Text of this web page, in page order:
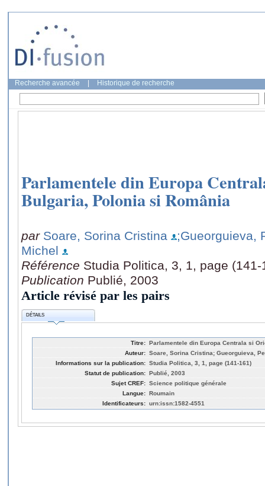
Recherche avancée Historique de recherche
Parlamentele din Europa
Bulgaria, Polonia si România
par Soare, Sorina Cristina
;Gueorguieva,
Michel
Référence Studia Politica, 3, 1, page (141-
Publication Publié, 2003
Article révisé par les pairs
DÉTAILS
Titre: Parlamentele din Europa Centrala si
Auteur: Soare, Sorina Cristina; Gueorguieva,
Informations sur la publication: Studia Politica, 3, 1, page (141-161)
Statut de publication: Publié, 2003
Sujet CREF: Science politique générale
Langue: Roumain
Identificateurs: urn:issn:1582-4551